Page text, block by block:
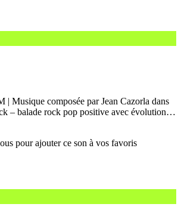
| Musique composée par Jean Cazorla dans
– balade rock pop positive avec évolution…